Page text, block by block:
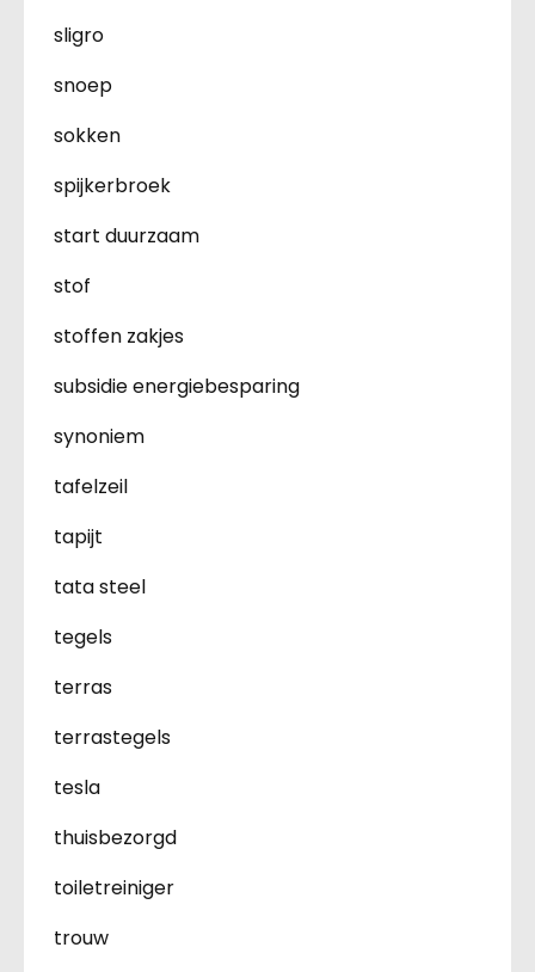
sligro
snoep
sokken
spijkerbroek
start duurzaam
stof
stoffen zakjes
subsidie energiebesparing
synoniem
tafelzeil
tapijt
tata steel
tegels
terras
terrastegels
tesla
thuisbezorgd
toiletreiniger
trouw